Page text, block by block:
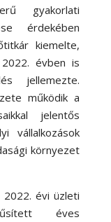
gyakorlati
érdekében
kiemelte,
évben is
jellemezte.
működik a
jelentős
vállalkozások
környezet
évi üzleti
éves